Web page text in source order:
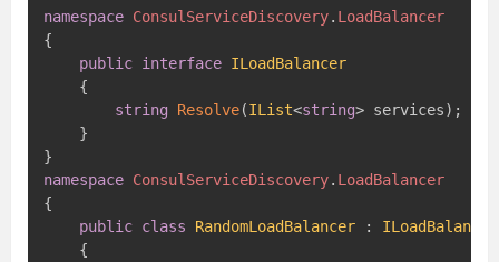
namespace ConsulServiceDiscovery. LoadBalancer
{
public interface ILoadBalancer
{
string
Resolve(IList<string> services) ;
}
}
namespace ConsulServiceDiscovery. LoadBalancer
{
public class RandomLoadBalancer :
ILoadBalancer
{